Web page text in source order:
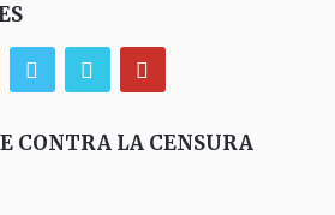
CONTRA LA CENSURA